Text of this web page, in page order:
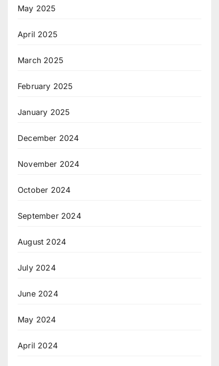
May 2025
April 2025
March 2025
February 2025
January 2025
December 2024
November 2024
October 2024
September 2024
August 2024
July 2024
June 2024
May 2024
April 2024